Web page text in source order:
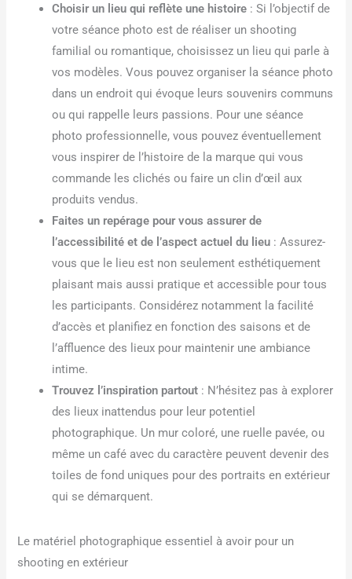
Choisir un lieu qui reflète une histoire : Si l’objectif de
votre séance photo est de réaliser un shooting
familial ou romantique, choisissez un lieu qui parle à
vos modèles. Vous pouvez organiser la séance photo
dans un endroit qui évoque leurs souvenirs communs
ou qui rappelle leurs passions. Pour une séance
photo professionnelle, vous pouvez éventuellement
vous inspirer de l’histoire de la marque qui vous
commande les clichés ou faire un clin d’œil aux
produits vendus.
Faites un repérage pour vous assurer de
l’accessibilité et de l’aspect actuel du lieu : Assurez-
vous que le lieu est non seulement esthétiquement
plaisant mais aussi pratique et accessible pour tous
les participants. Considérez notamment la facilité
d’accès et planifiez en fonction des saisons et de
l’affluence des lieux pour maintenir une ambiance
intime.
Trouvez l’inspiration partout : N’hésitez pas à explorer
des lieux inattendus pour leur potentiel
photographique. Un mur coloré, une ruelle pavée, ou
même un café avec du caractère peuvent devenir des
toiles de fond uniques pour des portraits en extérieur
qui se démarquent.
Le matériel photographique essentiel à avoir pour un
shooting en extérieur